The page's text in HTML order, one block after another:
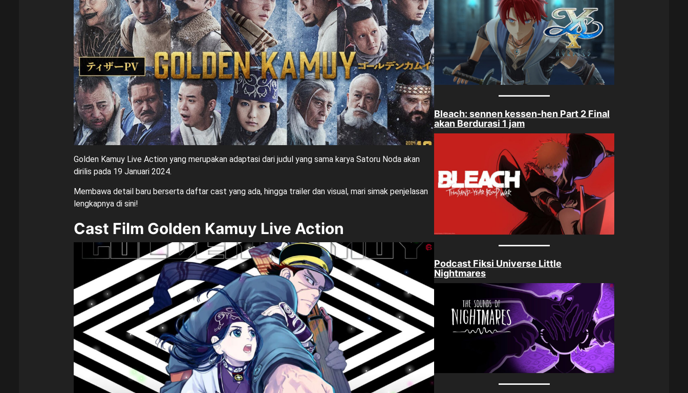
Golden Kamuy Live Action yang merupakan adaptasi dari judul yang sama karya Satoru Noda akan
dirilis pada 19 Januari 2024.
Membawa detail baru berserta daftar cast yang ada, hingga trailer dan visual, mari simak penjelasan
lengkapnya di sini!
Cast Film Golden Kamuy Live Action
Bleach: sennen kessen-hen Part 2 Final
akan Berdurasi 1 jam
Podcast Fiksi Universe Little
Nightmares